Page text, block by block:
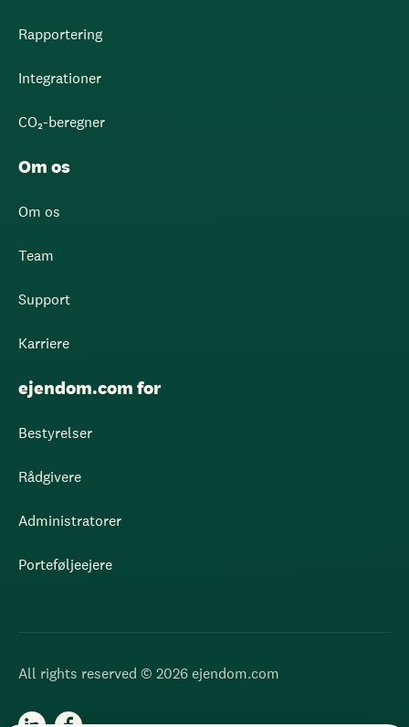
Rapportering
Integrationer
CO₂-beregner
Om os
Om os
Team
Support
Karriere
ejendom.com for
Bestyrelser
Rådgivere
Administratorer
Porteføljeejere
All rights reserved © 2026 ejendom.com